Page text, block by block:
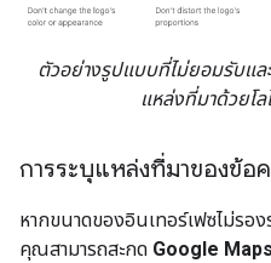
ตัวอย่างรูปแบบที่ไม่ยอมรับแล
แหล่งที่มาด้วยโ
การระบุแหล่งที่มาของข้อ
หากขนาดของอินเทอร์เฟซไม่รอ
คุณสามารถสะกด Google Maps